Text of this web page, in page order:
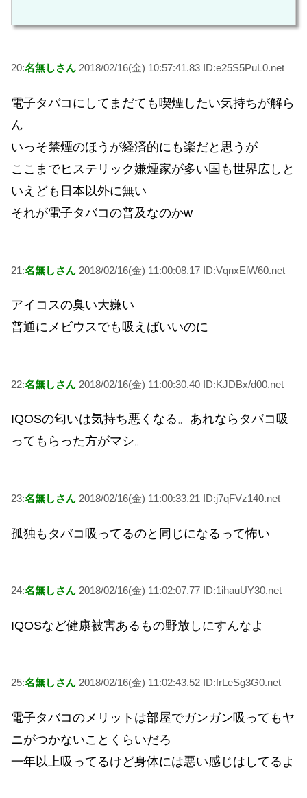
20:名無しさん 2018/02/16(金) 10:57:41.83 ID:e25S5PuL0.net
電子タバコにしてまだても喫煙したい気持ちが解ら
ん
いっそ禁煙のほうが経済的にも楽だと思うが
ここまでヒステリック嫌煙家が多い国も世界広しと
いえども日本以外に無い
それが電子タバコの普及なのかw
21:名無しさん 2018/02/16(金) 11:00:08.17 ID:VqnxElW60.net
アイコスの臭い大嫌い
普通にメビウスでも吸えばいいのに
22:名無しさん 2018/02/16(金) 11:00:30.40 ID:KJDBx/d00.net
IQOSの匂いは気持ち悪くなる。あれならタバコ吸
ってもらった方がマシ。
23:名無しさん 2018/02/16(金) 11:00:33.21 ID:j7qFVz140.net
孤独もタバコ吸ってるのと同じになるって怖い
24:名無しさん 2018/02/16(金) 11:02:07.77 ID:1ihauUY30.net
IQOSなど健康被害あるもの野放しにすんなよ
25:名無しさん 2018/02/16(金) 11:02:43.52 ID:frLeSg3G0.net
電子タバコのメリットは部屋でガンガン吸ってもヤ
ニがつかないことくらいだろ
一年以上吸ってるけど身体には悪い感じはしてるよ